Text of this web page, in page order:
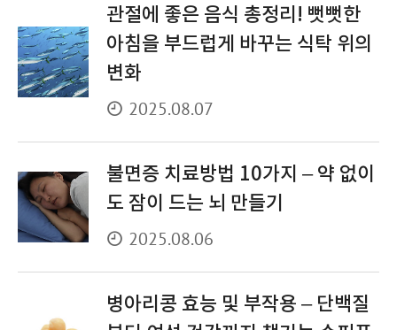
관절에 좋은 음식 총정리! 뻣뻣한
아침을 부드럽게 바꾸는 식탁 위의
변화
2025.08.07
불면증 치료방법 10가지 – 약 없이
도 잠이 드는 뇌 만들기
2025.08.06
병아리콩 효능 및 부작용 – 단백질